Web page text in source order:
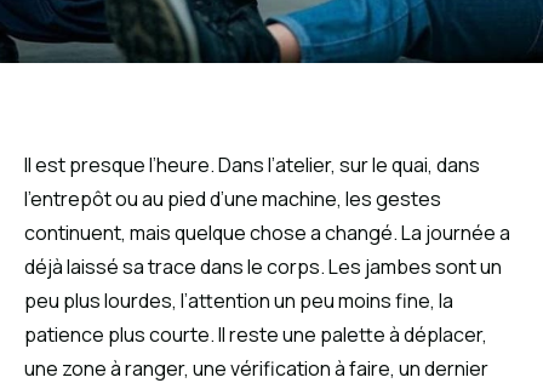
Il est presque l’heure. Dans l’atelier, sur le quai, dans
l’entrepôt ou au pied d’une machine, les gestes
continuent, mais quelque chose a changé. La journée a
déjà laissé sa trace dans le corps. Les jambes sont un
peu plus lourdes, l’attention un peu moins fine, la
patience plus courte. Il reste une palette à déplacer,
une zone à ranger, une vérification à faire, un dernier